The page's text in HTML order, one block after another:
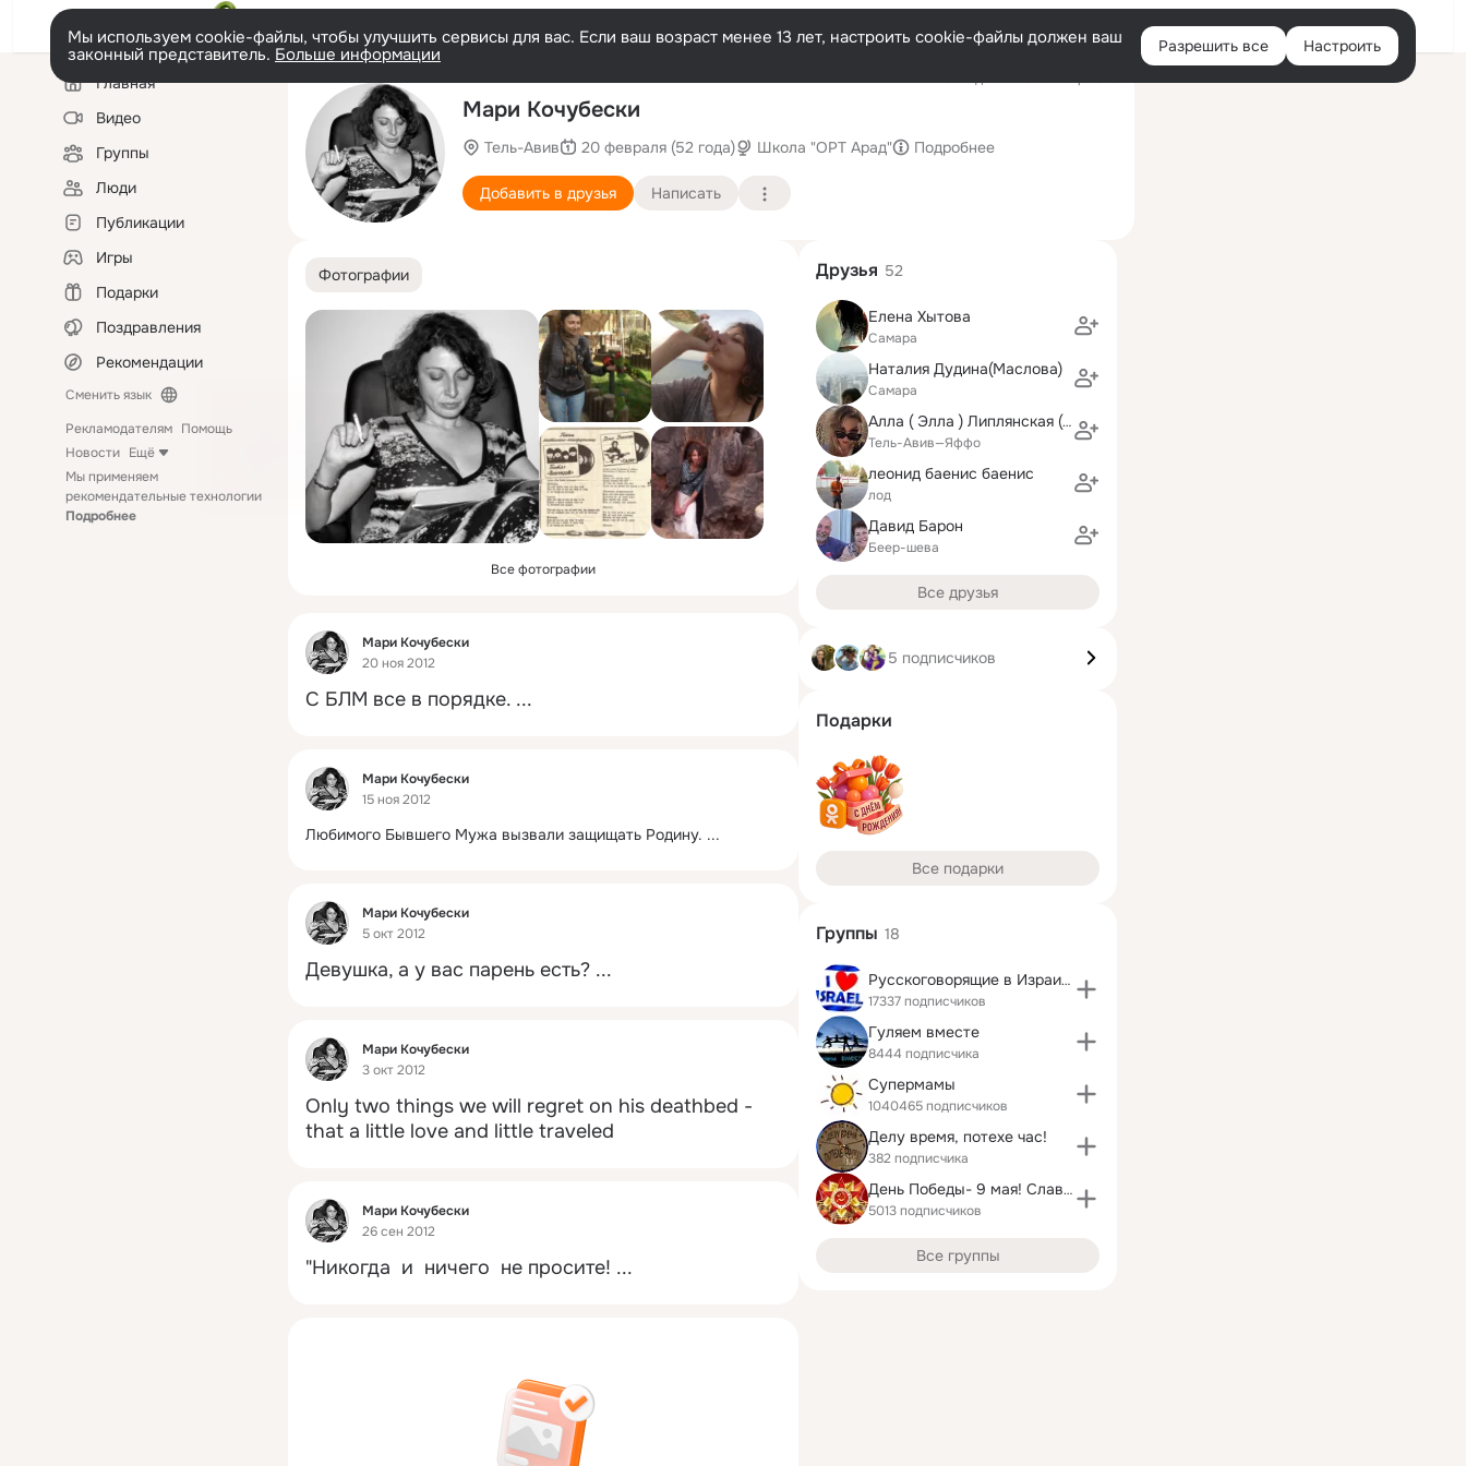
Войти
Мы используем cookie-файлы, чтобы улучшить сервисы для вас. Если ваш возраст менее 13 лет, настроить cookie-файлы должен ваш
законный представитель. Больше информации Разрешить все Настроить
Левая
колонкаГлавная
Видео
Группы
Люди
Публикации
Игры
Подарки
Поздравления
Рекомендации
Сменить язык
Рекламодателям Помощь
Новости Ещё
Мы применяем
рекомендательные технологии
Подробнее
Мари Кочубески
Тель-Авив 20 февраля (52 года) Школа "ОРТ Арад" Подробнее
Добавить в друзья Написать
Фотографии
Все фотографии
Фид
Мари Кочубески
20 ноя 2012
С БЛМ все в порядке. ...
Фид
Мари Кочубески
15 ноя 2012
Любимого Бывшего Мужа вызвали защищать Родину. ...
Фид
Мари Кочубески
5 окт 2012
Девушка, а у вас парень есть? ...
Фид
Мари Кочубески
3 окт 2012
Only two things we will regret on his deathbed -
that a little love and little traveled
Фид
Мари Кочубески
26 сен 2012
"Никогда  и  ничего  не просите! ...
Друзья 52
Елена Хытова
Самара
Наталия Дудина(Маслова)
Самара
Алла ( Элла ) Липлянская (Липлиански)
Тель-Авив—Яффо
леонид баенис баенис
лод
Давид Барон
Беер-шева
Все друзья
5 подписчиков
Подарки
Все подарки
Группы 18
Pусскоговорящие в Израиле!
17337 подписчиков
Гуляем вместе
8444 подписчика
Супермамы
1040465 подписчиков
Делу время, потехе час!
382 подписчика
День Победы- 9 мая! Слава ветеранам!!!
5013 подписчиков
Все группы